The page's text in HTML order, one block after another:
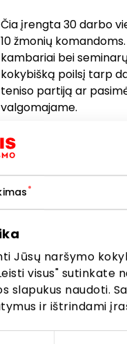
Jūsų naršymo
visus" sutinkate
slapukus naudoti.
ir ištrindami
Čia įrengta 30 darbo
10 žmonių
kambariai bei
kokybišką poilsį tarp
teniso partiją ar
valgomajame.
„Redakcijoje“ galioja
patogumais iki
sprendimas tiek
ar komandoms,
interjeras – išskirtiniai
bendruomeniška
Kitos paslaugos